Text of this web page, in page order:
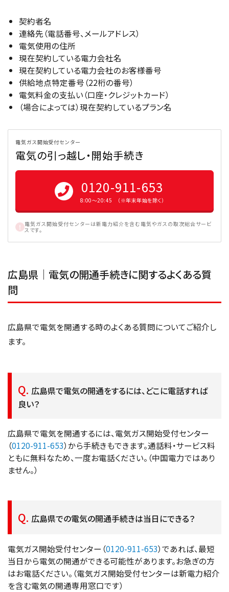
契約者名
連絡先（電話番号、メールアドレス）
電気使用の住所
現在契約している電力会社名
現在契約している電力会社のお客様番号
供給地点特定番号（22桁の番号）
電気料金の支払い（口座・クレジットカード）
（場合によっては）現在契約しているプラン名
電気ガス開始受付センター
電気の引っ越し・開始手続き
0120-911-653
8:00〜20:45 （※年末年始を除く）
電気ガス開始受付センターは新電力紹介を含む電気やガスの取次総合サービ
スです。
広島県｜電気の開通手続きに関するよくある質
問
広島県で電気を開通する時のよくある質問についてご紹介し
ます。
広島県で電気の開通をするには、どこに電話すれば
良い？
広島県で電気を開通するには、電気ガス開始受付センター
（0120-911-653）から手続きもできます。通話料・サービス料
ともに無料なため、一度お電話ください。（中国電力ではあり
ません。）
広島県での電気の開通手続きは当日にできる？
電気ガス開始受付センター（0120-911-653）であれば、最短
当日から電気の開通ができる可能性があります。お急ぎの方
はお電話ください。（電気ガス開始受付センターは新電力紹介
を含む電気の開通専用窓口です）